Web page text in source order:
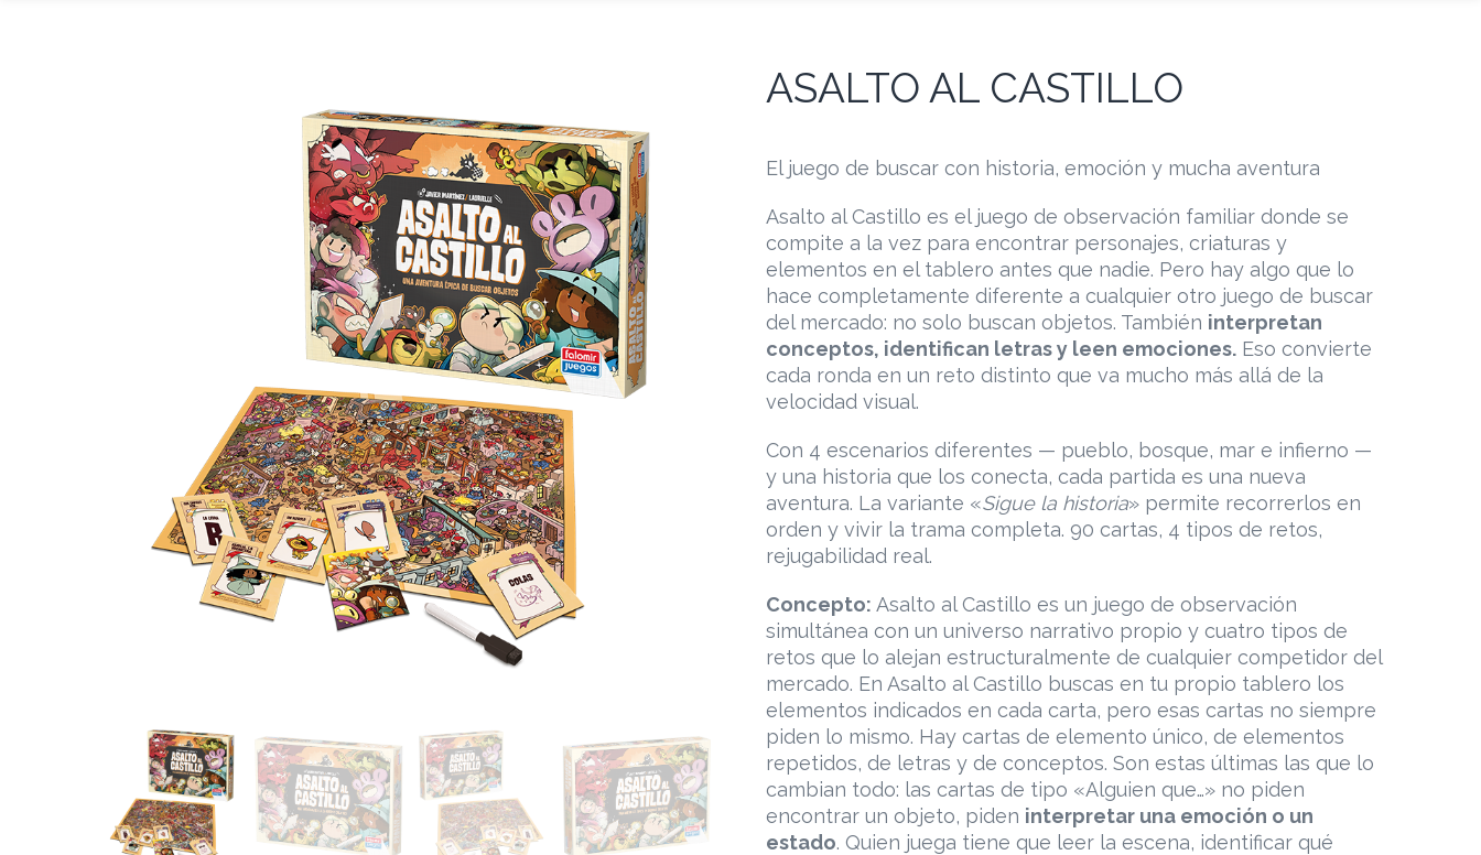
ASALTO AL CASTILLO
El juego de buscar con historia, emoción y mucha aventura
Asalto al Castillo es el juego de observación familiar donde se
compite a la vez para encontrar personajes, criaturas y
elementos en el tablero antes que nadie. Pero hay algo que lo
hace completamente diferente a cualquier otro juego de buscar
del mercado: no solo buscan objetos. También interpretan
conceptos, identifican letras y leen emociones. Eso convierte
cada ronda en un reto distinto que va mucho más allá de la
velocidad visual.
Con 4 escenarios diferentes — pueblo, bosque, mar e infierno —
y una historia que los conecta, cada partida es una nueva
aventura. La variante «Sigue la historia» permite recorrerlos en
orden y vivir la trama completa. 90 cartas, 4 tipos de retos,
rejugabilidad real.
Concepto: Asalto al Castillo es un juego de observación
simultánea con un universo narrativo propio y cuatro tipos de
retos que lo alejan estructuralmente de cualquier competidor del
mercado. En Asalto al Castillo buscas en tu propio tablero los
elementos indicados en cada carta, pero esas cartas no siempre
piden lo mismo. Hay cartas de elemento único, de elementos
repetidos, de letras y de conceptos. Son estas últimas las que lo
cambian todo: las cartas de tipo «Alguien que…» no piden
encontrar un objeto, piden interpretar una emoción o un
estado. Quien juega tiene que leer la escena, identificar qué